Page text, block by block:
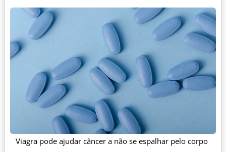
Viagra pode ajudar câncer a não se espalhar pelo corpo